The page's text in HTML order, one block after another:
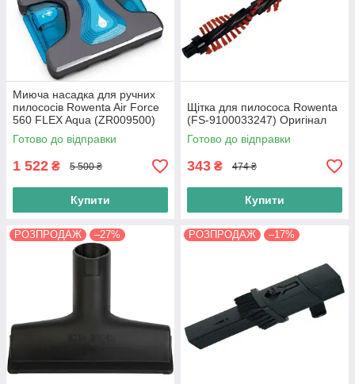
Миюча насадка для ручних
пилососів Rowenta Air Force
560 FLEX Aqua (ZR009500)
RH9471 RH9490 Оригінал
Готово до відправки
1 522 ₴ 5 500 ₴
Купити
Щітка для пилососа Rowenta
(FS-9100033247) Оригінал
Готово до відправки
343 ₴ 474 ₴
Купити
РОЗПРОДАЖ –27% РОЗПРОДАЖ –17%